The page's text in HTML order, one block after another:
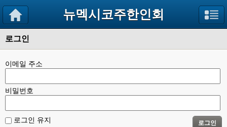
뉴멕시코주한인회
로그인
이메일 주소
비밀번호
로그인 유지 로그인